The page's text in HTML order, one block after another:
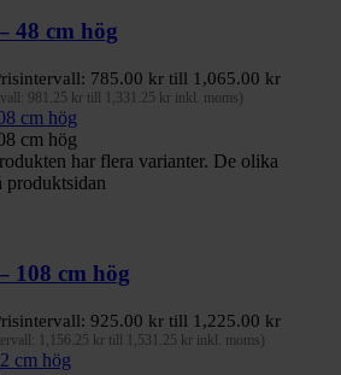
48 cm hög
785.00 kr till 1,065.00 kr
981.25 kr till 1,331.25 kr inkl. moms)
har flera varianter. De olika
produktsidan
108 cm hög
925.00 kr till 1,225.00 kr
1,156.25 kr till 1,531.25 kr inkl. moms)